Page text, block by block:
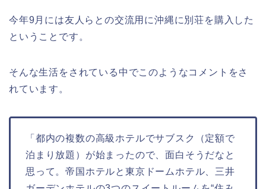
今年9月には友人らとの交流用に沖縄に別荘を購入した
ということです。
そんな生活をされている中でこのようなコメントをさ
れています。
「都内の複数の高級ホテルでサブスク（定額で
泊まり放題）が始まったので、面白そうだなと
思って。帝国ホテルと東京ドームホテル、三井